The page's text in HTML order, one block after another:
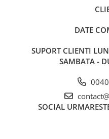
DATE
SUPORT CLIENTI
SAMBATA -
SOCIAL